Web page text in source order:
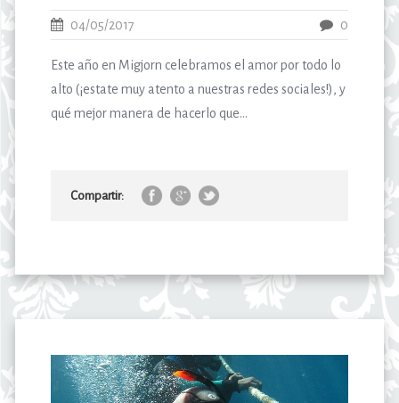
04/05/2017 0
Este año en Migjorn celebramos el amor por todo lo
alto (¡estate muy atento a nuestras redes sociales!), y
qué mejor manera de hacerlo que...
Compartir: